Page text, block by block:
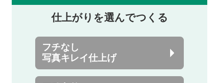
仕上がりを選んでつくる
フチなし
写真キレイ仕上げ